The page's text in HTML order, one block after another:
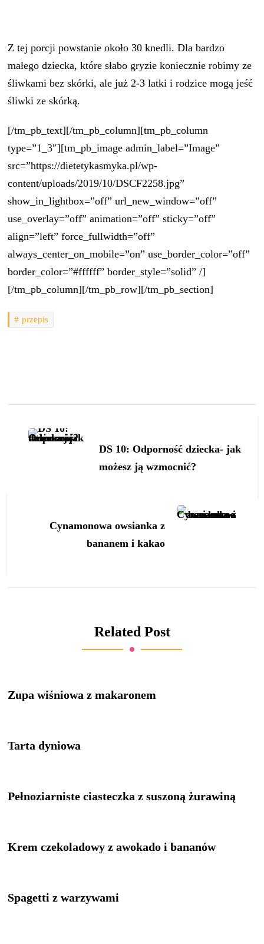
Z tej porcji powstanie około 30 knedli. Dla bardzo
małego dziecka, które słabo gryzie koniecznie robimy ze
śliwkami bez skórki, ale już 2-3 latki i rodzice mogą jeść
śliwki ze skórką.
[/tm_pb_text][/tm_pb_column][tm_pb_column
type=”1_3″][tm_pb_image admin_label=”Image”
src=”https://dietetykasmyka.pl/wp-
content/uploads/2019/10/DSCF2258.jpg”
show_in_lightbox=”off” url_new_window=”off”
use_overlay=”off” animation=”off” sticky=”off”
align=”left” force_fullwidth=”off”
always_center_on_mobile=”on” use_border_color=”off”
border_color=”#ffffff” border_style=”solid” /]
[/tm_pb_column][/tm_pb_row][/tm_pb_section]
przepis
NavigationDS 10: Odporność dziecka- jak
możesz ją wzmocnić?
Cynamonowa owsianka z
bananem i kakao
Related Post
Zupa wiśniowa z makaronem
Tarta dyniowa
Pełnoziarniste ciasteczka z suszoną żurawiną
Krem czekoladowy z awokado i bananów
Spagetti z warzywami